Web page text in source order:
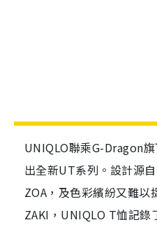
UNIQLO聯乘G-Dragon
出全新UT系列。設計源
ZOA，及色彩繽紛又難以
ZAKI，UNIQLO T恤記錄